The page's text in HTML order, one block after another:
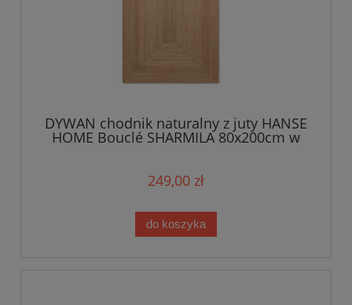
DYWAN chodnik naturalny z juty HANSE
HOME Bouclé SHARMILA 80x200cm w
249,00 zł
do koszyka